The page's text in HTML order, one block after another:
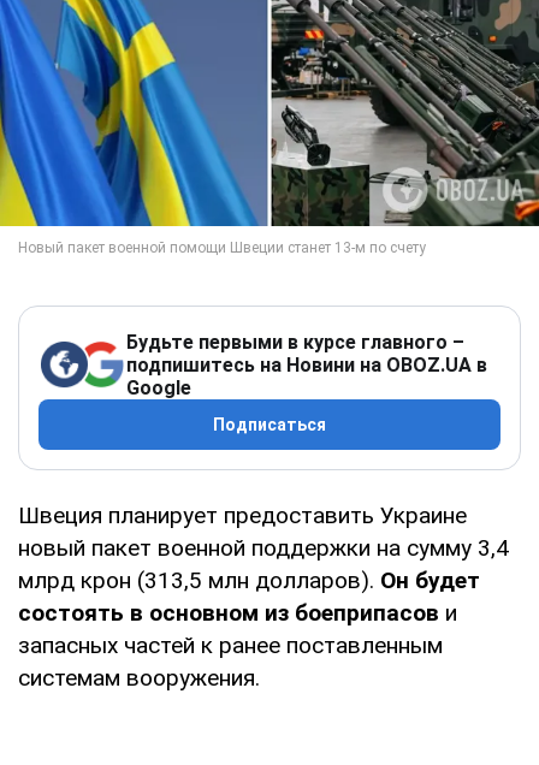
Будьте первыми в курсе главного –
подпишитесь на Новини на OBOZ.UA в
Google
Подписаться
Швеция планирует предоставить Украине
новый пакет военной поддержки на сумму 3,4
млрд крон (313,5 млн долларов). Он будет
состоять в основном из боеприпасов и
запасных частей к ранее поставленным
системам вооружения.